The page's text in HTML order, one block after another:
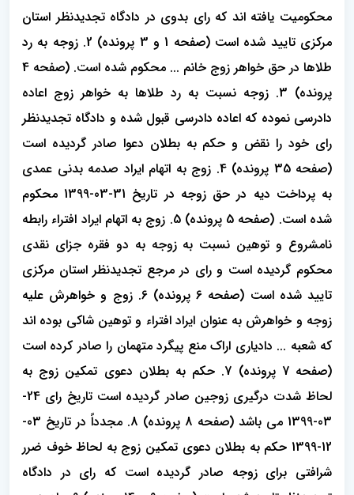
محکومیت یافته اند که رای بدوی در دادگاه تجدیدنظر استان
مرکزی تایید شده است (صفحه 1 و 3 پرونده) 2. زوجه به رد
طلاها در حق خواهر زوج خانم ... محکوم شده است. (صفحه 4
پرونده) 3. زوجه نسبت به رد طلاها به خواهر زوج اعاده
دادرسی نموده که اعاده دادرسی قبول شده و دادگاه تجدیدنظر
رای خود را نقض و حکم به بطلان دعوا صادر گردیده است
(صفحه 35 پرونده) 4. زوج به اتهام ایراد صدمه بدنی عمدی
به پرداخت دیه در حق زوجه در تاریخ 31-03-1399 محکوم
شده است. (صفحه 5 پرونده) 5. زوج به اتهام ایراد افتراء رابطه
نامشروع و توهین نسبت به زوجه به دو فقره جزای نقدی
محکوم گردیده است و رای در مرجع تجدیدنظر استان مرکزی
تایید شده است (صفحه 6 پرونده) 6. زوج و خواهرش علیه
زوجه و خواهرش به عنوان ایراد افتراء و توهین شاکی بوده اند
که شعبه ... دادیاری اراک منع پیگرد متهمان را صادر کرده است
(صفحه 7 پرونده) 7. حکم به بطلان دعوی تمکین زوج به
لحاظ شدت درگیری زوجین صادر گردیده است تاریخ رای 24-
03-1399 می باشد (صفحه 8 پرونده) 8. مجدداً در تاریخ 03-
12-1399 حکم به بطلان دعوی تمکین زوج به لحاظ خوف ضرر
شرافتی برای زوجه صادر گردیده است که رای در دادگاه